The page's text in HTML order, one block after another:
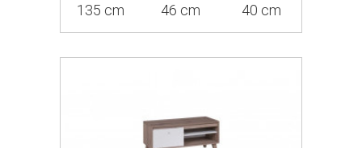
135 cm 46 cm 40 cm